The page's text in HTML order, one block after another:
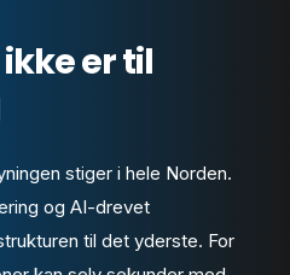
er til
stiger i hele Norden.
og AI-drevet
til det yderste. For